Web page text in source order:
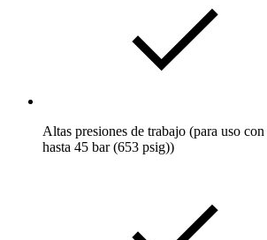
Altas presiones de trabajo (para uso
hasta 45 bar (653 psig))